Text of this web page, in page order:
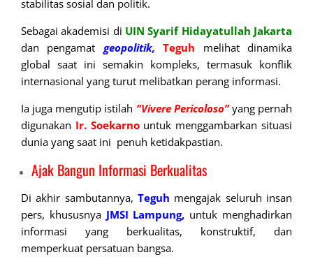
stabilitas sosial dan politik.
Sebagai akademisi di UIN Syarif Hidayatullah Jakarta
dan pengamat geopolitik, Teguh melihat dinamika
global saat ini semakin kompleks, termasuk konflik
internasional yang turut melibatkan perang informasi.
Ia juga mengutip istilah “Vivere Pericoloso”yang pernah
digunakan Ir. Soekarnountuk menggambarkan situasi
dunia yang saat ini penuh ketidakpastian.
Ajak Bangun Informasi Berkualitas
Di akhir sambutannya, Teguh mengajak seluruh insan
pers, khususnya JMSI Lampung, untuk menghadirkan
informasi yang berkualitas, konstruktif, dan
memperkuat persatuan bangsa.